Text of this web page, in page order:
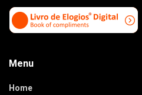
Menu
Home